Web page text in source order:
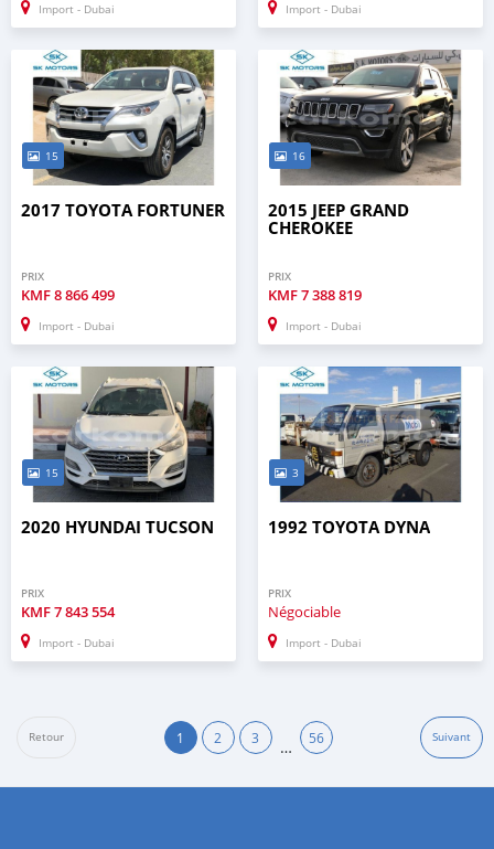
Import - Dubai Import - Dubai
15
2017 TOYOTA FORTUNER
PRIX
KMF8 866 499
Import - Dubai
16
2015 JEEP GRAND
CHEROKEE
PRIX
KMF7 388 819
Import - Dubai
15
2020 HYUNDAI TUCSON
PRIX
KMF7 843 554
Import - Dubai
3
1992 TOYOTA DYNA
PRIX
Négociable
Import - Dubai
Retour 1 2 3 … 56 Suivant